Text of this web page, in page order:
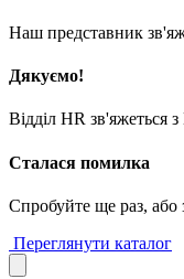
Наш представник
Дякуємо!
Відділ HR зв'яжеться
Сталася помилка
Спробуйте ще раз, або
Переглянути каталог